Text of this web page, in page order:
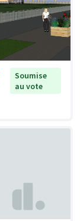
Soumise
au vote